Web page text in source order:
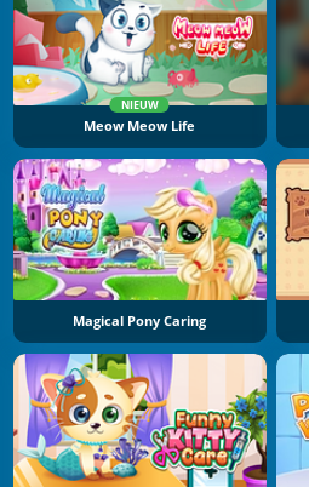
NIEUW
Meow Meow Life
Magical Pony Caring